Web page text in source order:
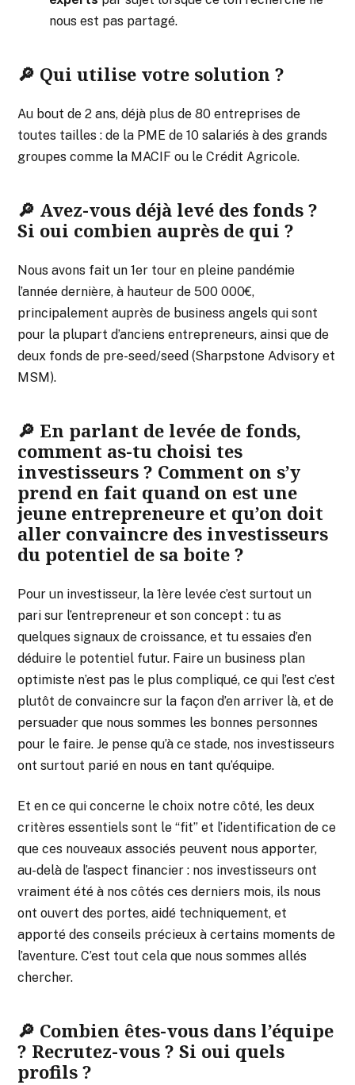
nous est pas partagé.
🔎 Qui utilise votre solution ?
Au bout de 2 ans, déjà plus de 80 entreprises de
toutes tailles : de la PME de 10 salariés à des grands
groupes comme la MACIF ou le Crédit Agricole.
🔎 Avez-vous déjà levé des fonds ?
Si oui combien auprès de qui ?
Nous avons fait un 1er tour en pleine pandémie
l’année dernière, à hauteur de 500 000€,
principalement auprès de business angels qui sont
pour la plupart d’anciens entrepreneurs, ainsi que de
deux fonds de pre-seed/seed (Sharpstone Advisory et
MSM).
🔎 En parlant de levée de fonds,
comment as-tu choisi tes
investisseurs ? Comment on s’y
prend en fait quand on est une
jeune entrepreneure et qu’on doit
aller convaincre des investisseurs
du potentiel de sa boite ?
Pour un investisseur, la 1ère levée c’est surtout un
pari sur l’entrepreneur et son concept : tu as
quelques signaux de croissance, et tu essaies d’en
déduire le potentiel futur. Faire un business plan
optimiste n’est pas le plus compliqué, ce qui l’est c’est
plutôt de convaincre sur la façon d’en arriver là, et de
persuader que nous sommes les bonnes personnes
pour le faire. Je pense qu’à ce stade, nos investisseurs
ont surtout parié en nous en tant qu’équipe.
Et en ce qui concerne le choix notre côté, les deux
critères essentiels sont le “fit” et l’identification de ce
que ces nouveaux associés peuvent nous apporter,
au-delà de l’aspect financier : nos investisseurs ont
vraiment été à nos côtés ces derniers mois, ils nous
ont ouvert des portes, aidé techniquement, et
apporté des conseils précieux à certains moments de
l’aventure. C’est tout cela que nous sommes allés
chercher.
🔎 Combien êtes-vous dans l’équipe
? Recrutez-vous ? Si oui quels
profils ?